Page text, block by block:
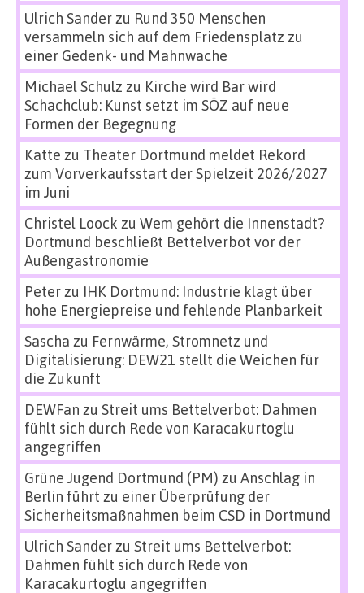
Ulrich Sanderzu Rund 350 Menschen
versammeln sich auf dem Friedensplatz zu
einer Gedenk- und Mahnwache
Michael Schulz zu Kirche wird Bar wird
Schachclub: Kunst setzt im SÖZ auf neue
Formen der Begegnung
Katte zu Theater Dortmund meldet Rekord
zum Vorverkaufsstart der Spielzeit 2026/2027
im Juni
Christel Loock zu Wem gehört die Innenstadt?
Dortmund beschließt Bettelverbot vor der
Außengastronomie
Peterzu IHK Dortmund: Industrie klagt über
hohe Energiepreise und fehlende Planbarkeit
Sascha zu Fernwärme, Stromnetz und
Digitalisierung: DEW21 stellt die Weichen für
die Zukunft
DEWFan zu Streit ums Bettelverbot: Dahmen
fühlt sich durch Rede von Karacakurtoglu
angegriffen
Grüne Jugend Dortmund (PM) zu Anschlag in
Berlin führt zu einer Überprüfung der
Sicherheitsmaßnahmen beim CSD in Dortmund
Ulrich Sanderzu Streit ums Bettelverbot:
Dahmen fühlt sich durch Rede von
Karacakurtoglu angegriffen